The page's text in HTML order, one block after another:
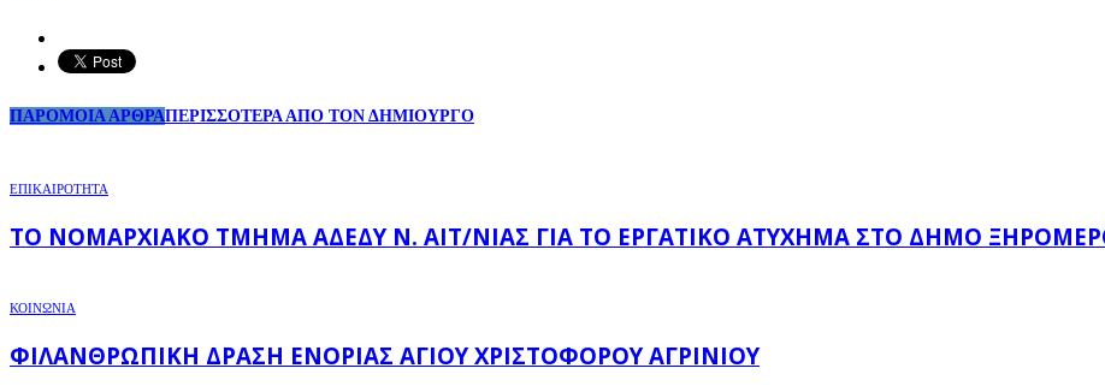
ΠΑΡΟΜΟΙΑ ΑΡΘΡΑΠΕΡΙΣΣΟΤΕΡΑ ΑΠΟ ΤΟΝ ΔΗΜΙΟΥΡΓΟ
ΕΠΙΚΑΙΡΟΤΗΤΑ
ΤΟ ΝΟΜΑΡΧΙΑΚΌ ΤΜΉΜΑ ΑΔΕΔΥ Ν. ΑΙΤ/ΝΊΑΣ ΓΙΑ ΤΟ ΕΡΓΑΤΙΚΌ ΑΤΎΧΗΜΑ ΣΤΟ ΔΉΜΟ
ΚΟΙΝΩΝΙΑ
ΦΙΛΑΝΘΡΩΠΙΚΉ ΔΡΆΣΗ ΕΝΟΡΊΑΣ ΑΓΊΟΥ ΧΡΙΣΤΟΦΌΡΟΥ ΑΓΡΙΝΊΟΥ